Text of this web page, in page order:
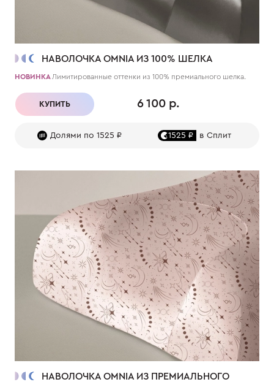
НАВОЛОЧКА OMNIA ИЗ 100% ШЕЛКА
НОВИНКА Лимитированные оттенки из 100% премиального шелка.
КУПИТЬ 6 100 р.
Долями по 1525 ₽ 1525 ₽ в Сплит
НАВОЛОЧКА OMNIA ИЗ ПРЕМИАЛЬНОГО